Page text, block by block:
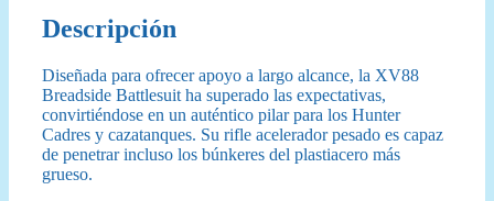
Descripción
Diseñada para ofrecer apoyo a largo alcance, la XV88
Breadside Battlesuit ha superado las expectativas,
convirtiéndose en un auténtico pilar para los Hunter
Cadres y cazatanques. Su rifle acelerador pesado es capaz
de penetrar incluso los búnkeres del plastiacero más
grueso.